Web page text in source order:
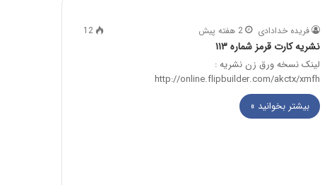
فریده خدادادی 2 هفته پیش 12
نشریه کارت قرمز شماره ۱۱۳
لینک نسخه ورق زن نشریه :
http://online.flipbuilder.com/akctx/xmfh
بیشتر بخوانید »